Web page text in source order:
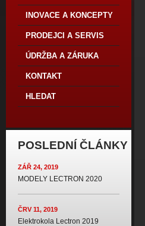
INOVACE A KONCEPTY
PRODEJCI A SERVIS
ÚDRŽBA A ZÁRUKA
KONTAKT
HLEDAT
POSLEDNÍ ČLÁNKY
ZÁŘ 24, 2019
MODELY LECTRON 2020
ČRV 11, 2019
Elektrokola Lectron 2019